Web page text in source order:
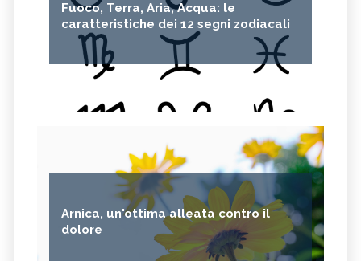
Fuoco, Terra, Aria, Acqua: le
caratteristiche dei 12 segni zodiacali
Arnica, un'ottima alleata contro il
dolore